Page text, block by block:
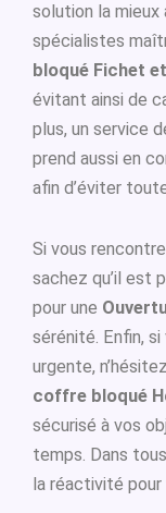
solution la mieux
spécialistes
bloqué Fichet
évitant ainsi de
plus, un service
prend aussi en
afin d’éviter
Si vous
sachez qu’il est
pour une
sérénité. Enfin,
urgente,
coffre bloqué
sécurisé à vos
temps. Dans
la réactivité